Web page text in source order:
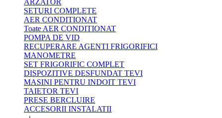
ARZATOR
SETURI COMPLETE
AER CONDITIONAT
Toate AER CONDITIONAT
POMPA DE VID
RECUPERARE AGENTI FRIGORIFICI
MANOMETRE
SET FRIGORIFIC COMPLET
DISPOZITIVE DESFUNDAT TEVI
MASINI PENTRU INDOIT TEVI
TAIETOR TEVI
PRESE BERCLUIRE
ACCESORII INSTALATII